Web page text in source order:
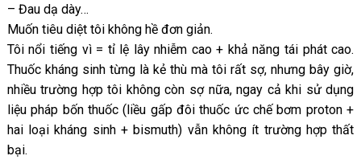
– Đau dạ dày…
Muốn tiêu diệt tôi không hề đơn giản.
Tôi nổi tiếng vì = tỉ lệ lây nhiễm cao + khả năng tái phát cao.
Thuốc kháng sinh từng là kẻ thù mà tôi rất sợ, nhưng bây giờ,
nhiều trường hợp tôi không còn sợ nữa, ngay cả khi sử dụng
liệu pháp bốn thuốc (liều gấp đôi thuốc ức chế bơm proton +
hai loại kháng sinh + bismuth) vẫn không ít trường hợp thất
bại.